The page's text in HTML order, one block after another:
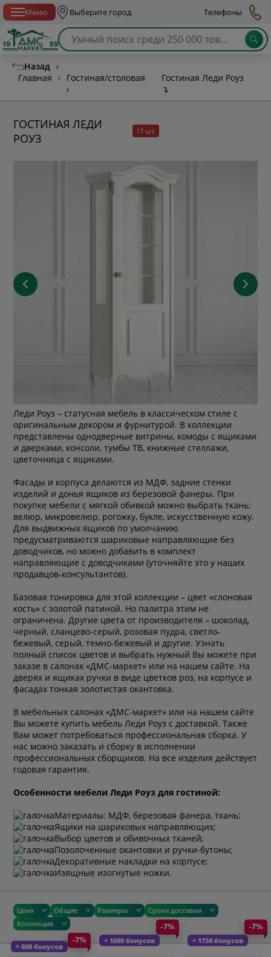
Меню Выберите город Телефоны
Назад ›
Главная
›
Гостиная/столовая
›
Гостиная Леди Роуз
↴
ГОСТИНАЯ ЛЕДИ
РОУЗ
17 шт.
Леди Роуз – статусная мебель в классическом стиле с
оригинальным декором и фурнитурой. В коллекции
представлены однодверные витрины, комоды с ящиками
и дверками, консоли, тумбы ТВ, книжные стеллажи,
цветочница с ящиками.
Фасады и корпуса делаются из МДФ, задние стенки
изделий и донья ящиков из березовой фанеры. При
покупке мебели с мягкой обивкой можно выбрать ткань:
велюр, микровелюр, рогожку, букле, искусственную кожу.
Для выдвижных ящиков по умолчанию
предусматриваются шариковые направляющие без
доводчиков, но можно добавить в комплект
направляющие с доводчиками (уточняйте это у наших
продавцов-консультантов).
Базовая тонировка для этой коллекции – цвет «слоновая
кость» с золотой патиной. Но палитра этим не
ограничена. Другие цвета от производителя – шоколад,
черный, сланцево-серый, розовая пудра, светло-
бежевый, серый, темно-бежевый и другие. Узнать
полный список цветов и выбрать нужный Вы можете при
заказе в салонах «ДМС-маркет» или на нашем сайте. На
дверях и ящиках ручки в виде цветков роз, на корпусе и
фасадах тонкая золотистая окантовка.
В мебельных салонах «ДМС-маркет» или на нашем сайте
Вы можете купить мебель Леди Роуз с доставкой. Также
Вам может потребоваться профессиональная сборка. У
нас можно заказать и сборку в исполнении
профессиональных сборщиков. На все изделия действует
годовая гарантия.
Особенности мебели Леди Роуз для гостиной:
Материалы: МДФ, березовая фанера, ткань;
Ящики на шариковых направляющих;
Выбор цветов и обивочных тканей;
Позолоченные окантовки и ручки-бутоны;
Декоративные накладки на корпусе;
Изящные изогнутые ножки.
Цена Общие Размеры
Сроки доставки
Коллекция
+ 609 бонусов
-7% + 1699 бонусов
-7%
+ 1734 бонусов
-7%